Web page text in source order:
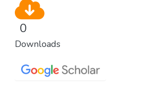
0
Downloads